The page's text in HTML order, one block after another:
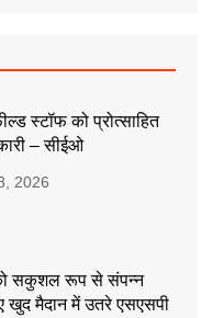
स्टॉफ को प्रोत्साहित
– सीईओ
2026
सकुशल रूप से संपन्न
खुद मैदान में उतरे एसएसपी